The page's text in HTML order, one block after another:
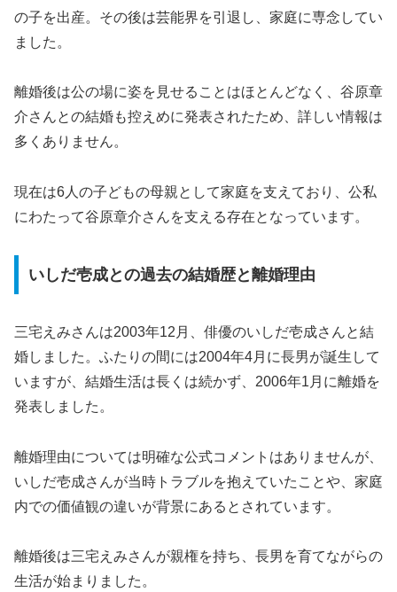
の子を出産。その後は芸能界を引退し、家庭に専念してい
ました。
離婚後は公の場に姿を見せることはほとんどなく、谷原章
介さんとの結婚も控えめに発表されたため、詳しい情報は
多くありません。
現在は6人の子どもの母親として家庭を支えており、公私
にわたって谷原章介さんを支える存在となっています。
いしだ壱成との過去の結婚歴と離婚理由
三宅えみさんは2003年12月、俳優のいしだ壱成さんと結
婚しました。ふたりの間には2004年4月に長男が誕生して
いますが、結婚生活は長くは続かず、2006年1月に離婚を
発表しました。
離婚理由については明確な公式コメントはありませんが、
いしだ壱成さんが当時トラブルを抱えていたことや、家庭
内での価値観の違いが背景にあるとされています。
離婚後は三宅えみさんが親権を持ち、長男を育てながらの
生活が始まりました。